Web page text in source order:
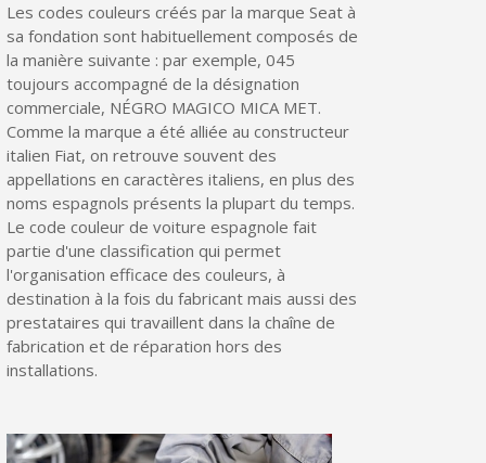
Gagnez des points de fidélité à chaque commande
Livraison sous 24 h en France Métropolitaine
Retour produits sous 14 jours
Réduction de 5€ sur la première commande
10€ de bon d'achat pour chaque parrainage
Inscription à la newsletter : 5€ de réduction
Livraison sous 24 h en France Métropolitaine
Livraison offerte en France métropolitaine pour 250€ d'achats
Paiement en 4x sans frais dès 30€ d'achats
Gagnez des points de fidélité à chaque commande
Les codes couleurs créés par la marque Seat à
sa fondation sont habituellement composés de
la manière suivante : par exemple, 045
toujours accompagné de la désignation
commerciale, NÉGRO MAGICO MICA MET.
Comme la marque a été alliée au constructeur
italien Fiat, on retrouve souvent des
appellations en caractères italiens, en plus des
noms espagnols présents la plupart du temps.
Le code couleur de voiture espagnole fait
partie d'une classification qui permet
l'organisation efficace des couleurs, à
destination à la fois du fabricant mais aussi des
prestataires qui travaillent dans la chaîne de
fabrication et de réparation hors des
installations.